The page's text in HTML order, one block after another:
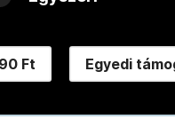
Ft Egyedi